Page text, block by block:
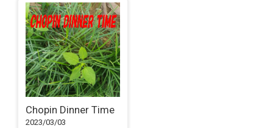
Chopin Dinner Time
2023/03/03